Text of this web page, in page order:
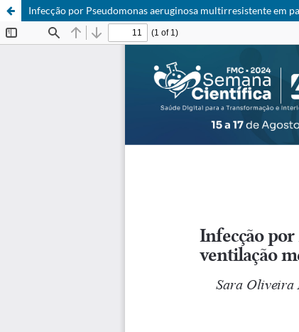
Infecção por Pseudomonas aeruginosa multirresistente em